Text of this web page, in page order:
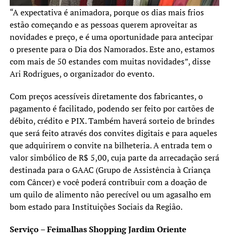
“A expectativa é animadora, porque os dias mais frios
estão começando e as pessoas querem aproveitar as
novidades e preço, e é uma oportunidade para antecipar
o presente para o Dia dos Namorados. Este ano, estamos
com mais de 50 estandes com muitas novidades”, disse
Ari Rodrigues, o organizador do evento.
Com preços acessíveis diretamente dos fabricantes, o
pagamento é facilitado, podendo ser feito por cartões de
débito, crédito e PIX. Também haverá sorteio de brindes
que será feito através dos convites digitais e para aqueles
que adquirirem o convite na bilheteria. A entrada tem o
valor simbólico de R$ 5,00, cuja parte da arrecadação será
destinada para o GAAC (Grupo de Assistência à Criança
com Câncer) e você poderá contribuir com a doação de
um quilo de alimento não perecível ou um agasalho em
bom estado para Instituições Sociais da Região.
Serviço – Feimalhas Shopping Jardim Oriente